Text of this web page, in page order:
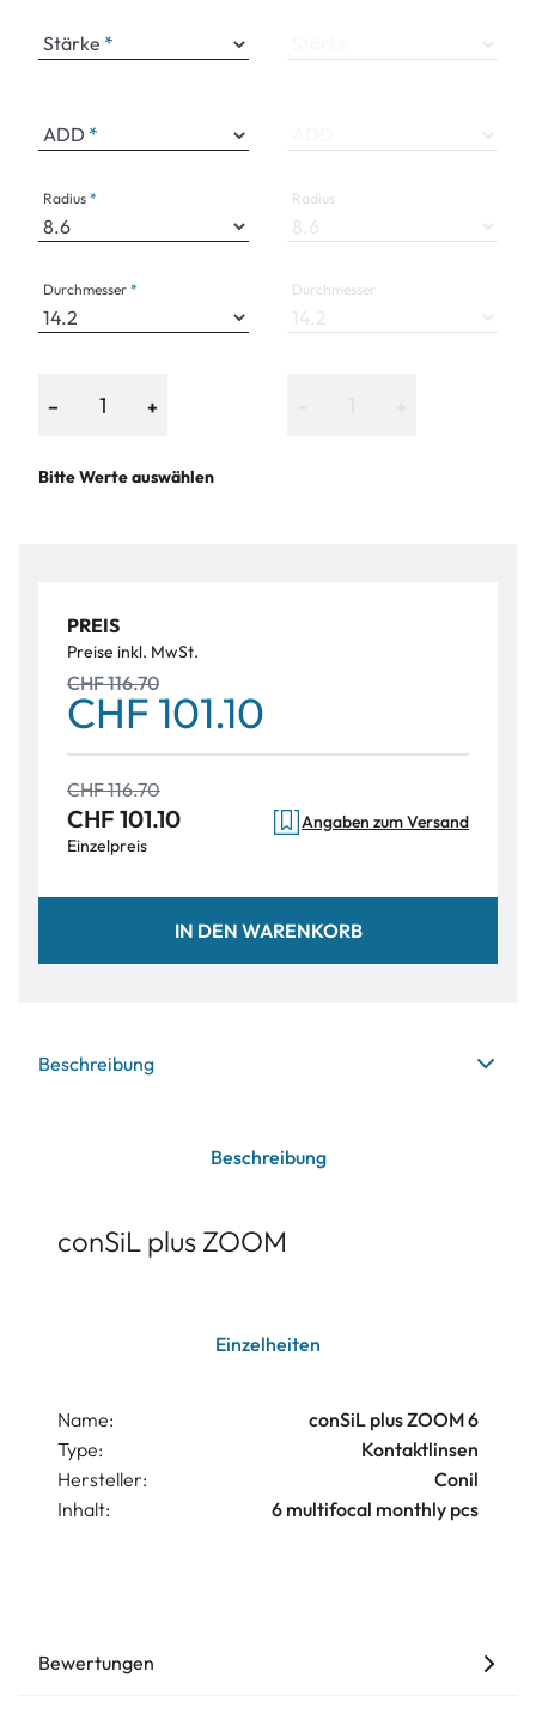
Stärke
ADD
Radius
Durchmesser
− +
Bitte Werte auswählen
Radius
Durchmesser
PREIS
Preise inkl. MwSt.
CHF 116.70
CHF 101.10
CHF 116.70
CHF 101.10
Einzelpreis
Angaben zum Versand
IN DEN WARENKORB
Beschreibung
Beschreibung
conSiL plus ZOOM
Einzelheiten
Name:
conSiL plus ZOOM 6
Type:
Kontaktlinsen
Hersteller:
Conil
Inhalt:
6 multifocal monthly pcs
Bewertungen